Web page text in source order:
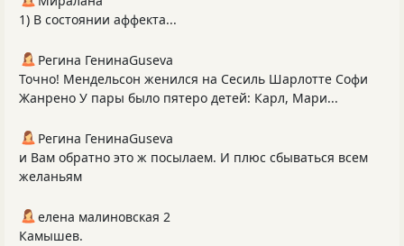
1) В состоянии аффекта...
Регина ГенинаGuseva
Точно! Мендельсон женился на Сесиль Шарлотте Софи
Жанрено У пары было пятеро детей: Карл, Мари...
Регина ГенинаGuseva
и Вам обратно это ж посылаем. И плюс сбываться всем
желаньям
елена малиновская 2
Камышев.